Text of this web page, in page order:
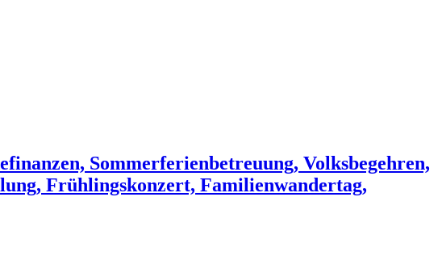
Sommerferienbetreuung, Volksbegehren,
Frühlingskonzert, Familienwandertag,